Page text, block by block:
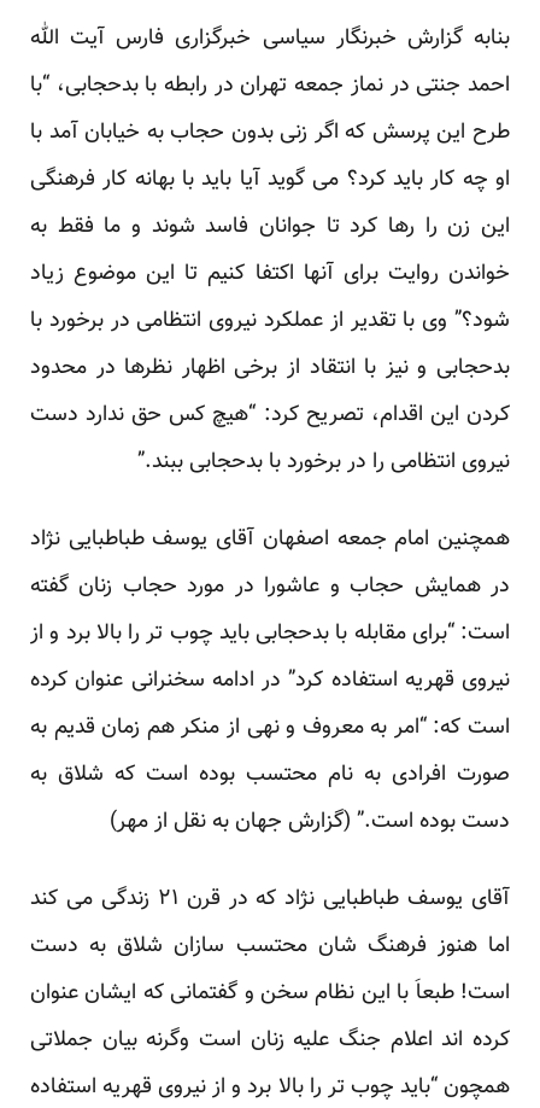
بنابه گزارش خبرنگار سیاسی خبرگزاری فارس آیت الله
احمد جنتی در نماز جمعه تهران در رابطه با بدحجابی، “با
طرح این پرسش که اگر زنی بدون حجاب به خیابان آمد با
او چه کار باید کرد؟ می گوید آیا باید با بهانه کار فرهنگی
این زن را رها کرد تا جوانان فاسد شوند و ما فقط به
خواندن روایت برای آنها اکتفا کنیم تا این موضوع زیاد
شود؟” وی با تقدیر از عملکرد نیروی انتظامی در برخورد با
بدحجابی و نیز با انتقاد از برخی اظهار نظرها در محدود
کردن این اقدام، تصریح کرد: “هیچ کس حق ندارد دست
نیروی انتظامی را در برخورد با بدحجابی ببند.”
همچنین امام جمعه اصفهان آقای یوسف طباطبایی نژاد
در همایش حجاب و عاشورا در مورد حجاب زنان گفته
است: “برای مقابله با بدحجابی باید چوب تر را بالا برد و از
نیروی قهریه استفاده کرد” در ادامه سخنرانی عنوان کرده
است که: “امر به معروف و نهی از منکر هم زمان قدیم به
صورت افرادی به نام محتسب بوده است که شلاق به
دست بوده است.” (گزارش جهان به نقل از مهر)
آقای یوسف طباطبایی نژاد که در قرن ۲۱ زندگی می کند
اما هنوز فرهنگ شان محتسب سازان شلاق به دست
است! طبعاَ با این نظام سخن و گفتمانی که ایشان عنوان
کرده اند اعلام جنگ علیه زنان است وگرنه بیان جملاتی
همچون “باید چوب تر را بالا برد و از نیروی قهریه استفاده